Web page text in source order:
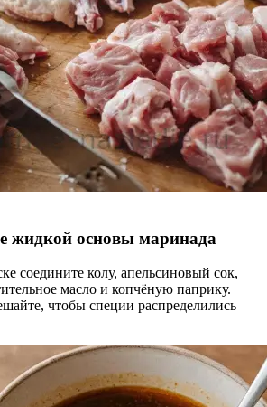
жидкой основы маринада
соедините колу, апельсиновый сок,
масло и копчёную паприку.
чтобы специи распределились